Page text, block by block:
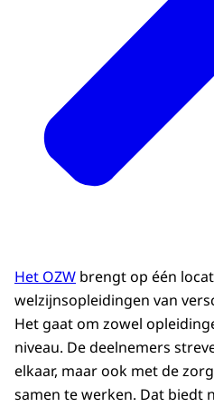
Het OZW brengt op één
welzijnsopleidingen van
Het gaat om zowel
niveau. De deelnemers
elkaar, maar ook met de
samen te werken. Dat biedt